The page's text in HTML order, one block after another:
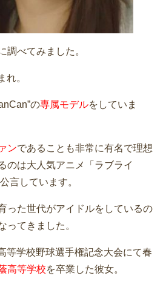
調べてみました。
れ。
の専属モデルをしていま
ンであることも非常に有名で理想
のは大人気アニメ「ラブライ
言しています。
った世代がアイドルをしているの
ってきました。
等学校野球選手権記念大会にて春
高等学校を卒業した彼女。